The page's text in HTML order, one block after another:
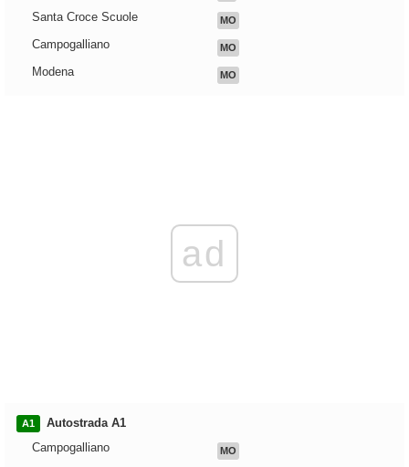
Santa Croce Scuole MO
Campogalliano MO
Modena MO
ad
A1
Autostrada A1
Campogalliano
MO